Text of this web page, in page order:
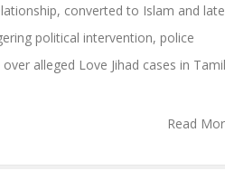
converted to Islam and
political intervention, police
alleged Love Jihad cases in Tamil
Read